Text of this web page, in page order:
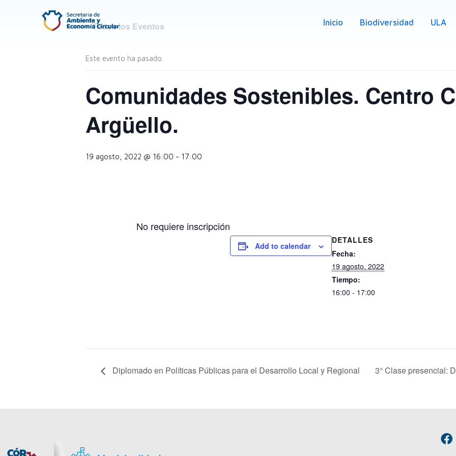
Inicio Biodiversidad ULA
« Todos los Eventos
Este evento ha pasado.
Comunidades Sostenibles. Centro
Argüello.
19 agosto, 2022 @ 16:00 - 17:00
No requiere inscripción
Add to calendar
DETALLES
Fecha:
19 agosto, 2022
Tiempo:
16:00 - 17:00
Diplomado en Políticas Públicas para el Desarrollo Local y Regional 3° Clase presencial:
F
a